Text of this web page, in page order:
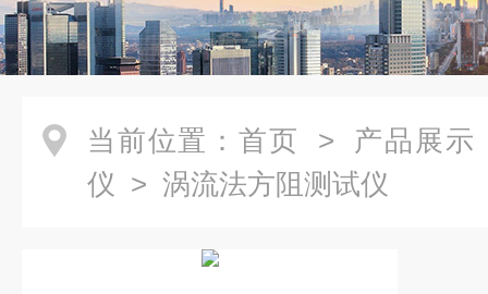
当前位置： 首页 > 产品展示
仪 > 涡流法方阻测试仪